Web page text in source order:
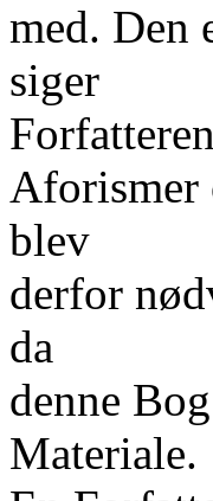
med. Den
siger
Aforismer
blev
derfor
da
denne
Materiale.